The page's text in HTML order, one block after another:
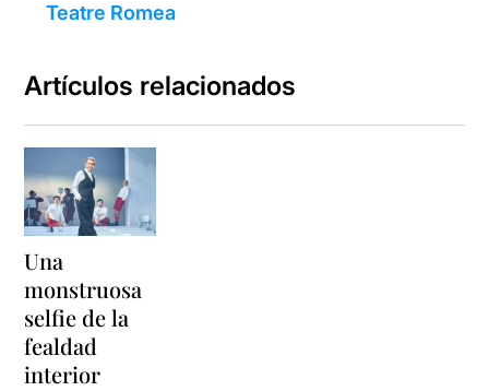
Teatre Romea
Artículos relacionados
Una
monstruosa
selfie de la
fealdad
interior